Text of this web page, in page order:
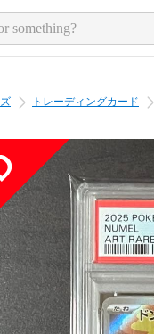
トレーディングカード